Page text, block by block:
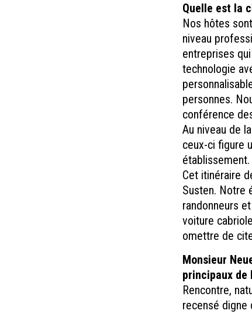
Quelle est la
Nos hôtes
niveau
entreprises
technologie
personnes.
conférence
Au niveau de
ceux-ci figure
Cet itinéraire
Susten. Notre
randonneurs
voiture
omettre de
Monsieur
principaux de
Rencontre,
recensé